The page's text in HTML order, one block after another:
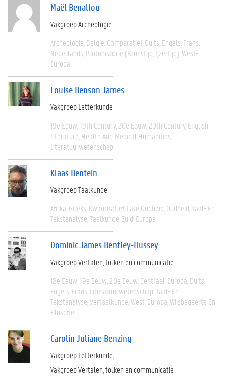
Maël Benallou
Vakgroep Archeologie
Archeologie België Comparatief Duits Engels Frans
Nederlands Protohistorie (bronstijd, Ijzertijd) West-
Europa
Louise Benson James
Vakgroep Letterkunde
19e Eeuw 19th Century 20e Eeuw 20th Century English
Literature Health And Medical Humanities
Literatuurwetenschap
Klaas Bentein
Vakgroep Taalkunde
Afrika Grieks Kwantitatief Late Oudheid Oudheid Taal- En
Tekstanalyse Taalkunde Zuid-Europa
Dominic James Bentley-Hussey
Vakgroep Vertalen, tolken en communicatie
18e Eeuw 19e Eeuw 20e Eeuw Centraal-Europa Duits
Engels Frans Literatuurwetenschap Taal- En
Tekstanalyse Vertaalkunde West-Europa Wijsbegeerte En
Filosofie
Carolin Juliane Benzing
Vakgroep Letterkunde
Vakgroep Vertalen, tolken en communicatie